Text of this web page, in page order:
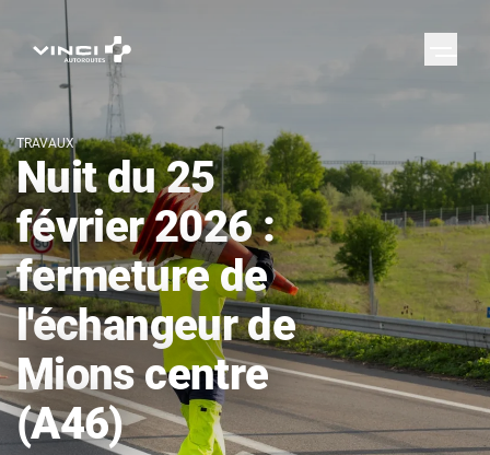
TRAVAUX
Nuit du 25
février 2026 :
fermeture de
l'échangeur de
Mions centre
(A46)